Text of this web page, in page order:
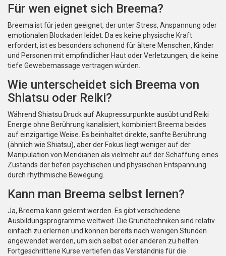
Für wen eignet sich Breema?
Breema ist für jeden geeignet, der unter Stress, Anspannung oder
emotionalen Blockaden leidet. Da es keine physische Kraft
erfordert, ist es besonders schonend für ältere Menschen, Kinder
und Personen mit empfindlicher Haut oder Verletzungen, die keine
tiefe Gewebemassage vertragen würden.
Wie unterscheidet sich Breema von
Shiatsu oder Reiki?
Während Shiatsu Druck auf Akupressurpunkte ausübt und Reiki
Energie ohne Berührung kanalisiert, kombiniert Breema beides
auf einzigartige Weise. Es beinhaltet direkte, sanfte Berührung
(ähnlich wie Shiatsu), aber der Fokus liegt weniger auf der
Manipulation von Meridianen als vielmehr auf der Schaffung eines
Zustands der tiefen psychischen und physischen Entspannung
durch rhythmische Bewegung.
Kann man Breema selbst lernen?
Ja, Breema kann gelernt werden. Es gibt verschiedene
Ausbildungsprogramme weltweit. Die Grundtechniken sind relativ
einfach zu erlernen und können bereits nach wenigen Stunden
angewendet werden, um sich selbst oder anderen zu helfen.
Fortgeschrittene Kurse vertiefen das Verständnis für die